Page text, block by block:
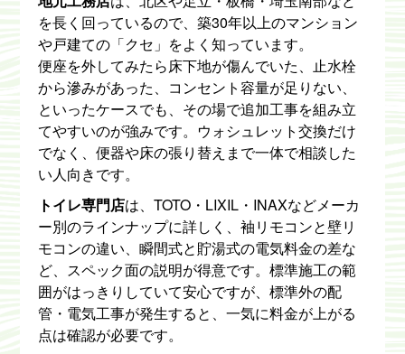
を長く回っているので、築30年以上のマンション
や戸建ての「クセ」をよく知っています。
便座を外してみたら床下地が傷んでいた、止水栓
から滲みがあった、コンセント容量が足りない、
といったケースでも、その場で追加工事を組み立
てやすいのが強みです。ウォシュレット交換だけ
でなく、便器や床の張り替えまで一体で相談した
い人向きです。
トイレ専門店は、TOTO・LIXIL・INAXなどメーカ
ー別のラインナップに詳しく、袖リモコンと壁リ
モコンの違い、瞬間式と貯湯式の電気料金の差な
ど、スペック面の説明が得意です。標準施工の範
囲がはっきりしていて安心ですが、標準外の配
管・電気工事が発生すると、一気に料金が上がる
点は確認が必要です。